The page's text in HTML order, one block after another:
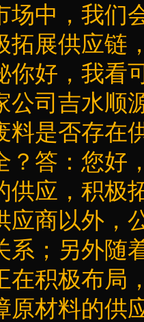
场中，我们
拓展供应链
好，我看可
公司吉水顺
料是否存在
？答：您好
供应，积极
应商以外，
系；另外随
在积极布局
原材料的供